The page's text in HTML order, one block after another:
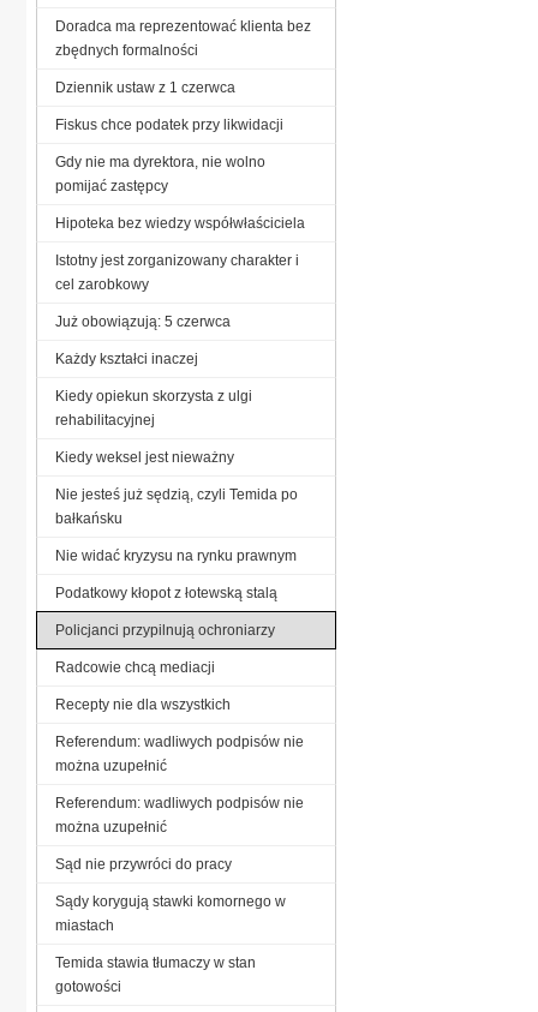
Doradca ma reprezentować klienta bez
zbędnych formalności
Dziennik ustaw z 1 czerwca
Fiskus chce podatek przy likwidacji
Gdy nie ma dyrektora, nie wolno
pomijać zastępcy
Hipoteka bez wiedzy współwłaściciela
Istotny jest zorganizowany charakter i
cel zarobkowy
Już obowiązują: 5 czerwca
Każdy kształci inaczej
Kiedy opiekun skorzysta z ulgi
rehabilitacyjnej
Kiedy weksel jest nieważny
Nie jesteś już sędzią, czyli Temida po
bałkańsku
Nie widać kryzysu na rynku prawnym
Podatkowy kłopot z łotewską stalą
Policjanci przypilnują ochroniarzy
Radcowie chcą mediacji
Recepty nie dla wszystkich
Referendum: wadliwych podpisów nie
można uzupełnić
Referendum: wadliwych podpisów nie
można uzupełnić
Sąd nie przywróci do pracy
Sądy korygują stawki komornego w
miastach
Temida stawia tłumaczy w stan
gotowości